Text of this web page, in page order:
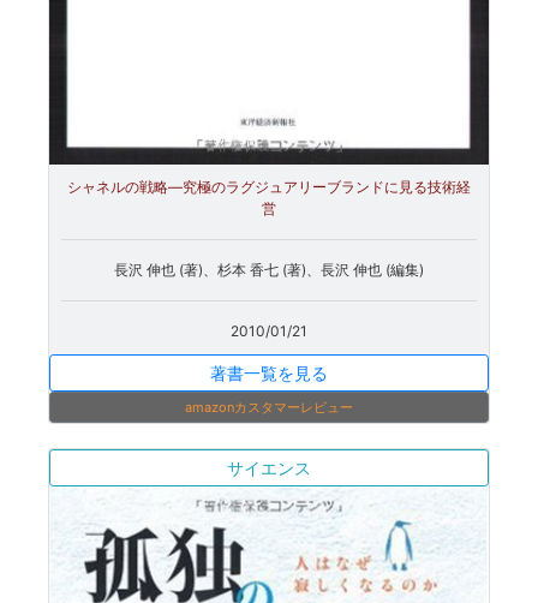
シャネルの戦略―究極のラグジュアリーブランドに見る技術経
営
長沢 伸也 (著)、杉本 香七 (著)、長沢 伸也 (編集)
2010/01/21
著書一覧を見る
amazonカスタマーレビュー
サイエンス